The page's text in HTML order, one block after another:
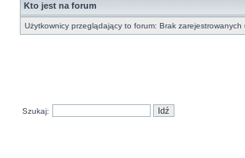
Kto jest na forum
Użytkownicy przeglądający to forum: Brak
Szukaj: